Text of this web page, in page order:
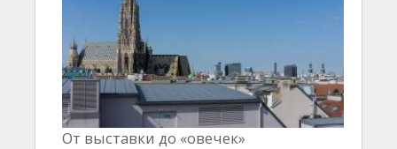
От выставки до «овечек»